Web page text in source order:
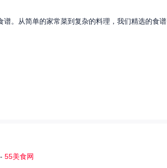
。从简单的家常菜到复杂的料理，我们精选的食谱
55美食网